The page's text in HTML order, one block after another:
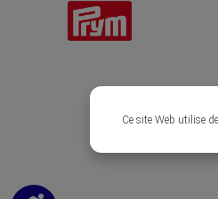
Ce site Web utilise